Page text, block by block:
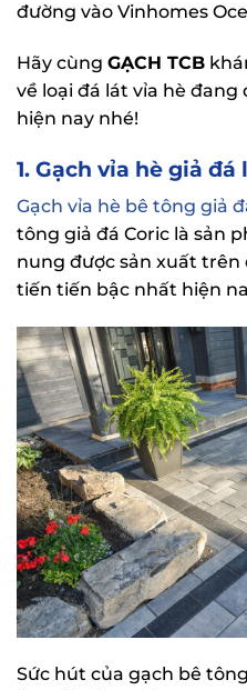
đường vào Vinhomes
Hãy cùng GẠCH TCB
về loại đá lát vỉa hè
hiện nay nhé!
1. Gạch vỉa hè giả đá
Gạch vỉa hè bê tông giả
tông giả đá Coric là sản
nung được sản xuất trên
tiến tiến bậc nhất hiện
Sức hút của gạch bê